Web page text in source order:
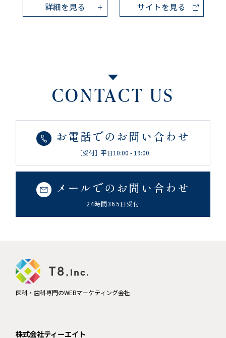
詳細を見る サイトを見る
CONTACT US
お電話でのお問い合わせ
［受付］平日10:00 - 19:00
メールでのお問い合わせ
24時間365日受付
医科・歯科専門のWEBマーケティング会社
株式会社ティーエイト